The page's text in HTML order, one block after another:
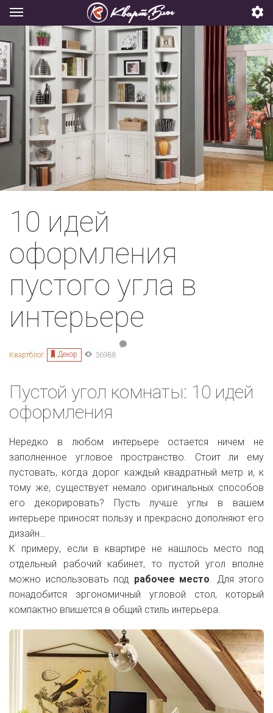
10 идей
оформления
пустого угла в
интерьере
Квартблог Декор 36988
Пустой угол комнаты: 10 идей
оформления
Нередко в любом интерьере остается ничем не
заполненное угловое пространство. Стоит ли ему
пустовать, когда дорог каждый квадратный метр и, к
тому же, существует немало оригинальных способов
его декорировать? Пусть лучше углы в вашем
интерьере приносят пользу и прекрасно дополняют его
дизайн…
К примеру, если в квартире не нашлось место под
отдельный рабочий кабинет, то пустой угол вполне
можно использовать под рабочее место. Для этого
понадобится эргономичный угловой стол, который
компактно впишется в общий стиль интерьера.